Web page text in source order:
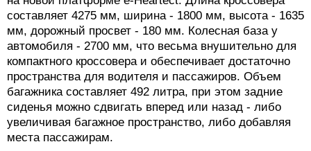
составляет 4275 мм, ширина - 1800 мм, высота - 1635
мм, дорожный просвет - 180 мм. Колесная база у
автомобиля - 2700 мм, что весьма внушительно для
компактного кроссовера и обеспечивает достаточно
пространства для водителя и пассажиров. Объем
багажника составляет 492 литра, при этом задние
сиденья можно сдвигать вперед или назад - либо
увеличивая багажное пространство, либо добавляя
места пассажирам.